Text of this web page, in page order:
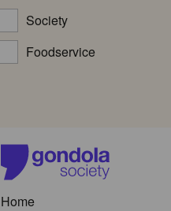
Society
Foodservice
Home